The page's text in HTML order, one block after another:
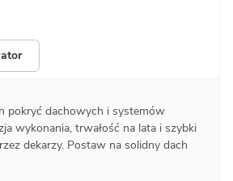
pokryć dachowych i systemów
wykonania, trwałość na lata i szybki
dekarzy. Postaw na solidny dach